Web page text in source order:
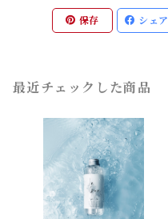
保存 シェア
最近チェックした商品